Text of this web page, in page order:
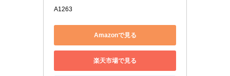
A1263
Amazonで見る
楽天市場で見る